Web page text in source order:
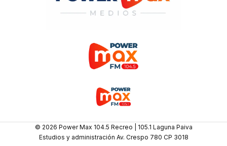
© 2026 Power Max 104.5 Recreo | 105.1 Laguna Paiva
Estudios y administración Av. Crespo 780 CP 3018